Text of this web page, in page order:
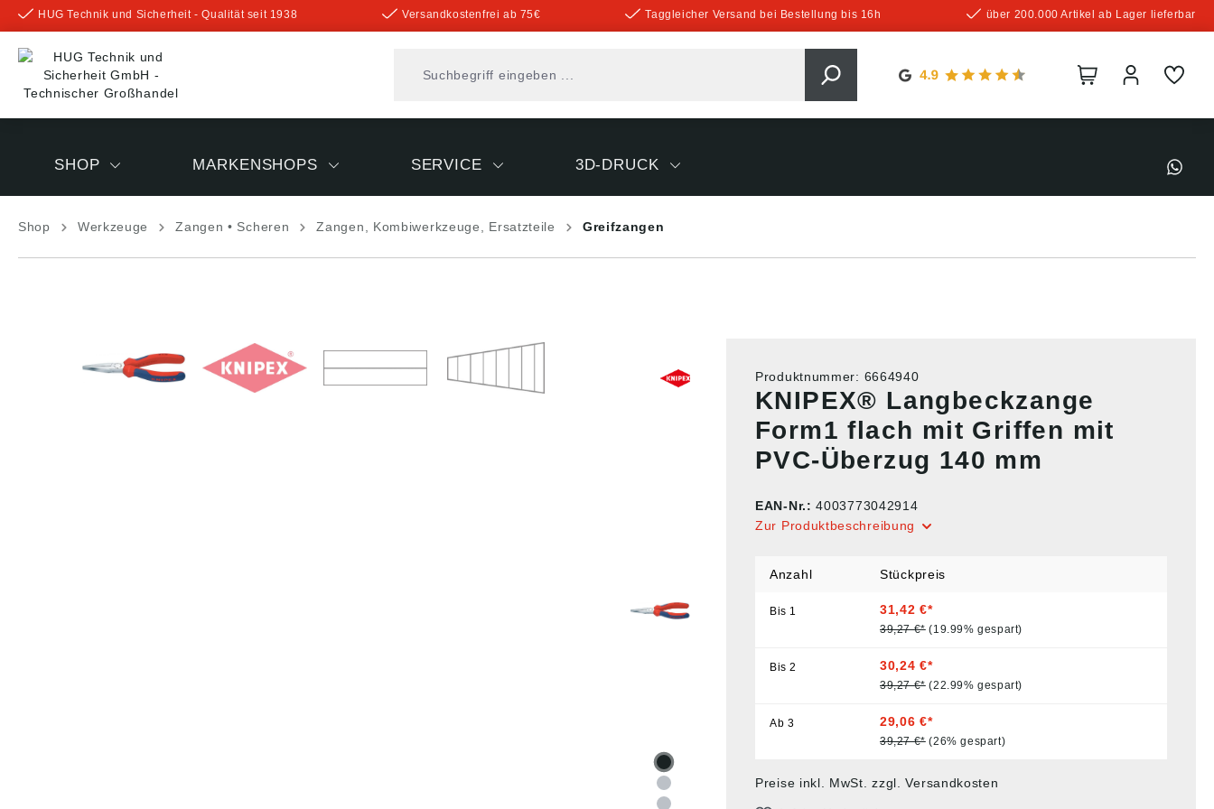
springen
HUG Technik und Sicherheit - Qualität seit 1938 Versandkostenfrei ab 75€ Taggleicher Versand bei Bestellung bis 16h über 200.000 Artikel ab Lager lieferbar
SHOP MARKENSHOPS SERVICE 3D-DRUCK
Shop Werkzeuge Zangen • Scheren Zangen, Kombiwerkzeuge, Ersatzteile Greifzangen
Produktnummer: 6664940
KNIPEX® Langbeckzange
Form1 flach mit Griffen mit
PVC-Überzug 140 mm
EAN-Nr.:4003773042914
Zur Produktbeschreibung
Anzahl Stückpreis
Bis 1 31,42 €*
39,27 €* (19.99% gespart)
Bis2 30,24 €*
39,27 €* (22.99% gespart)
Ab 3 29,06 €*
39,27 €* (26% gespart)
Preise inkl. MwSt. zzgl. Versandkosten